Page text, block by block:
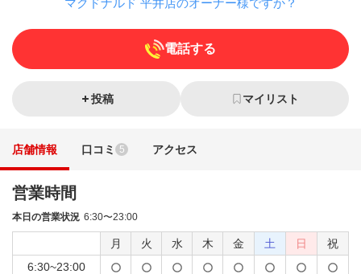
マクドナルド 平井店のオーナー様ですか？
電話する
投稿 マイリスト
店舗情報 口コミ 5 アクセス
営業時間
本日の営業状況 6:30〜23:00
月 火 水 木 金 土 日
祝
6:30~23:00